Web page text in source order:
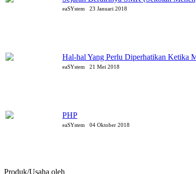
eaSYstem 23 Januari 2018
Hal-hal Yang Perlu Diperhatikan Ketika
eaSYstem 21 Mei 2018
PHP
eaSYstem 04 Oktober 2018
Produk/Usaha oleh